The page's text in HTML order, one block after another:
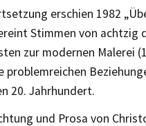
erschien 1982
Stimmen von achtzig
zur modernen Malerei
problemreichen
20. Jahrhundert.
und Prosa von